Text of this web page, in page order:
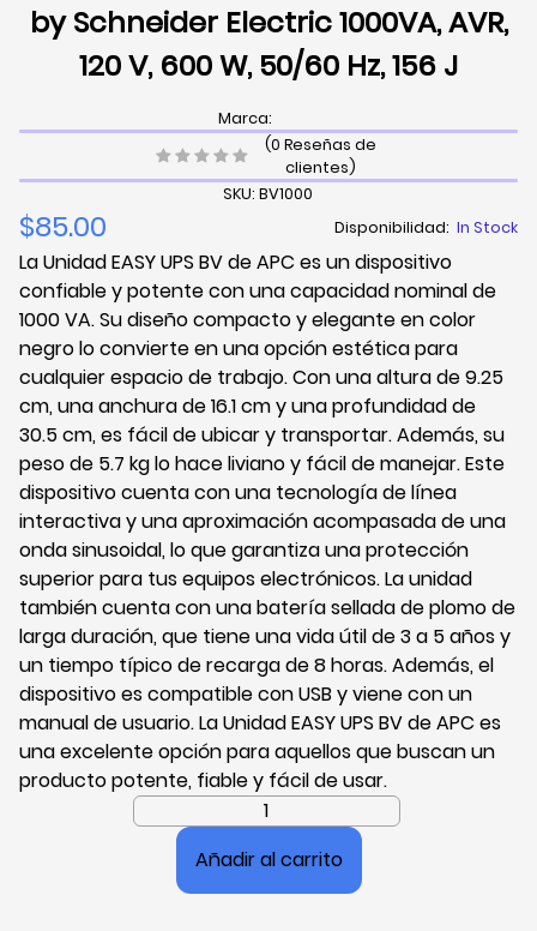
by Schneider Electric 1000VA, AVR,
120 V, 600 W, 50/60 Hz, 156 J
Marca:
(0 Reseñas de
clientes)
SKU: BV1000
$85.00 Disponibilidad: In Stock
La Unidad EASY UPS BV de APC es un dispositivo
confiable y potente con una capacidad nominal de
1000 VA. Su diseño compacto y elegante en color
negro lo convierte en una opción estética para
cualquier espacio de trabajo. Con una altura de 9.25
cm, una anchura de 16.1 cm y una profundidad de
30.5 cm, es fácil de ubicar y transportar. Además, su
peso de 5.7 kg lo hace liviano y fácil de manejar. Este
dispositivo cuenta con una tecnología de línea
interactiva y una aproximación acompasada de una
onda sinusoidal, lo que garantiza una protección
superior para tus equipos electrónicos. La unidad
también cuenta con una batería sellada de plomo de
larga duración, que tiene una vida útil de 3 a 5 años y
un tiempo típico de recarga de 8 horas. Además, el
dispositivo es compatible con USB y viene con un
manual de usuario. La Unidad EASY UPS BV de APC es
una excelente opción para aquellos que buscan un
producto potente, fiable y fácil de usar.
Unidad
Easy-
BV1000
Añadir al carrito